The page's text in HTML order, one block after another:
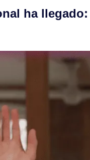
ha